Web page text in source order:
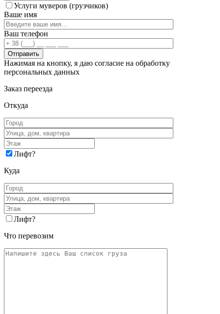
Услуги муверов (грузчиков)
Ваше имя
Ваш телефон
Нажимая на кнопку, я даю согласие на обработку
персональных данных
Заказ переезда
Откуда
Лифт?
Куда
Лифт?
Что перевозим